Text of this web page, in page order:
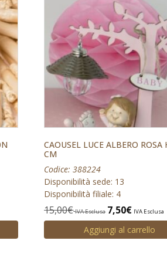
CAOUSEL LUCE ALBERO ROSA
CM
Codice: 388224
Disponibilità sede: 13
Disponibilità filiale: 4
15,00€ IVA Esclusa 7,50€ IVA Esclusa
Aggiungi al carrello